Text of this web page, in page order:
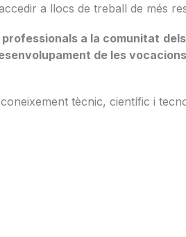
a llocs de treball de més
a la comunitat
de les
tècnic, científic i